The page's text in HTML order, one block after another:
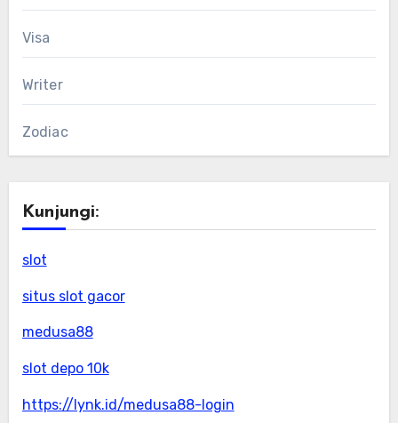
Visa
Writer
Zodiac
Kunjungi:
slot
situs slot gacor
medusa88
slot depo 10k
https://lynk.id/medusa88-login